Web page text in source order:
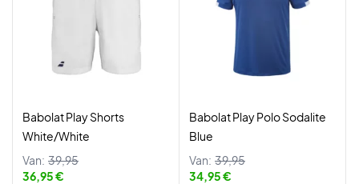
Babolat Play Shorts
White/White
Van: 39,95
36,95 €
Babolat Play Polo Sodalite
Blue
Van: 39,95
34,95 €